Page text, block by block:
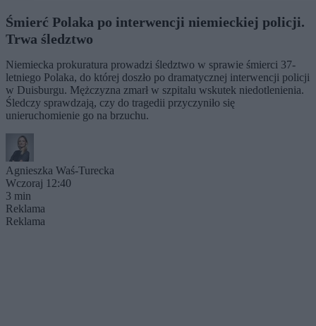
Śmierć Polaka po interwencji niemieckiej policji.
Trwa śledztwo
Niemiecka prokuratura prowadzi śledztwo w sprawie śmierci 37-
letniego Polaka, do której doszło po dramatycznej interwencji policji
w Duisburgu. Mężczyzna zmarł w szpitalu wskutek niedotlenienia.
Śledczy sprawdzają, czy do tragedii przyczyniło się
unieruchomienie go na brzuchu.
Agnieszka Waś-Turecka
Wczoraj 12:40
3 min
Reklama
Reklama